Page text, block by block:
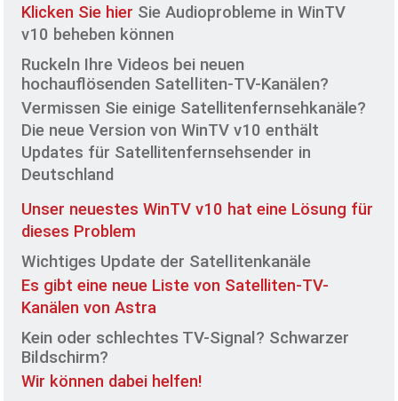
Klicken Sie hier Sie Audioprobleme in WinTV
v10 beheben können
Ruckeln Ihre Videos bei neuen
hochauflösenden Satelliten-TV-Kanälen?
Vermissen Sie einige Satellitenfernsehkanäle?
Die neue Version von WinTV v10 enthält
Updates für Satellitenfernsehsender in
Deutschland
Unser neuestes WinTV v10 hat eine Lösung für
dieses Problem
Wichtiges Update der Satellitenkanäle
Es gibt eine neue Liste von Satelliten-TV-
Kanälen von Astra
Kein oder schlechtes TV-Signal? Schwarzer
Bildschirm?
Wir können dabei helfen!